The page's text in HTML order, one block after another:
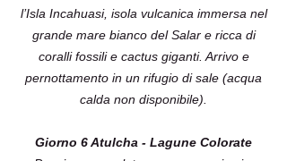
l’Isla Incahuasi, isola vulcanica immersa nel
grande mare bianco del Salar e ricca di
coralli fossili e cactus giganti. Arrivo e
pernottamento in un rifugio di sale (acqua
calda non disponibile).
Giorno 6 Atulcha - Lagune Colorate